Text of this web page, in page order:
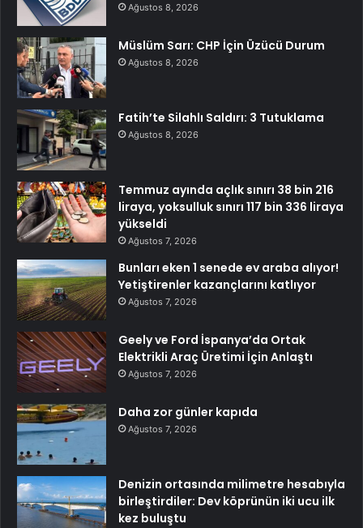
Ağustos 8, 2026
Müslüm Sarı: CHP İçin Üzücü Durum
Ağustos 8, 2026
Fatih’te Silahlı Saldırı: 3 Tutuklama
Ağustos 8, 2026
Temmuz ayında açlık sınırı 38 bin 216
liraya, yoksulluk sınırı 117 bin 336 liraya
yükseldi
Ağustos 7, 2026
Bunları eken 1 senede ev araba alıyor!
Yetiştirenler kazançlarını katlıyor
Ağustos 7, 2026
Geely ve Ford İspanya’da Ortak
Elektrikli Araç Üretimi İçin Anlaştı
Ağustos 7, 2026
Daha zor günler kapıda
Ağustos 7, 2026
Denizin ortasında milimetre hesabıyla
birleştirdiler: Dev köprünün iki ucu ilk
kez buluştu